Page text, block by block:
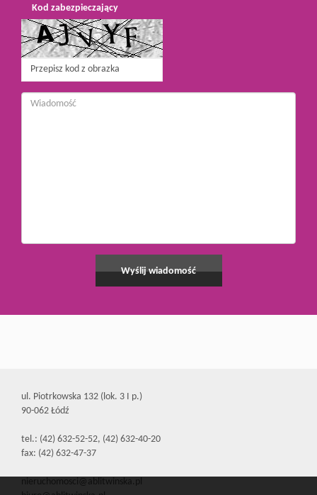
Kod zabezpieczający
ul. Piotrkowska 132 (lok. 3 I p.)
90-062 Łódź
tel.: (42) 632-52-52, (42) 632-40-20
fax: (42) 632-47-37
nieruchomosci@ablitwinska.pl